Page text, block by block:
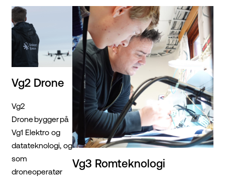
Vg2 Drone
Vg2
Drone bygger på
Vg1 Elektro og
datateknologi, og
som
droneoperatør
Vg3 Romteknologi